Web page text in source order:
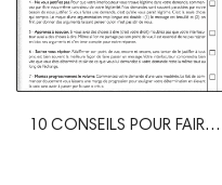
10 CONSEILS POUR FAIRE